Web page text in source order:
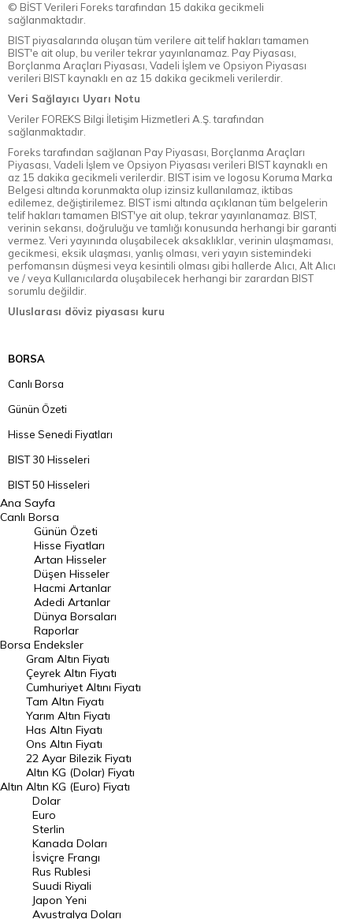
© BİST Verileri Foreks tarafından 15 dakika gecikmeli
sağlanmaktadır.
BIST piyasalarında oluşan tüm verilere ait telif hakları tamamen
BIST'e ait olup, bu veriler tekrar yayınlanamaz. Pay Piyasası,
Borçlanma Araçları Piyasası, Vadeli İşlem ve Opsiyon Piyasası
verileri BIST kaynaklı en az 15 dakika gecikmeli verilerdir.
Veri Sağlayıcı Uyarı Notu
Veriler FOREKS Bilgi İletişim Hizmetleri A.Ş. tarafından
sağlanmaktadır.
Foreks tarafından sağlanan Pay Piyasası, Borçlanma Araçları
Piyasası, Vadeli İşlem ve Opsiyon Piyasası verileri BIST kaynaklı en
az 15 dakika gecikmeli verilerdir. BIST isim ve logosu Koruma Marka
Belgesi altında korunmakta olup izinsiz kullanılamaz, iktibas
edilemez, değiştirilemez. BIST ismi altında açıklanan tüm belgelerin
telif hakları tamamen BIST'ye ait olup, tekrar yayınlanamaz. BIST,
verinin sekansı, doğruluğu ve tamlığı konusunda herhangi bir garanti
vermez. Veri yayınında oluşabilecek aksaklıklar, verinin ulaşmaması,
gecikmesi, eksik ulaşması, yanlış olması, veri yayın sistemindeki
perfomansın düşmesi veya kesintili olması gibi hallerde Alıcı, Alt Alıcı
ve / veya Kullanıcılarda oluşabilecek herhangi bir zarardan BIST
sorumlu değildir.
Uluslarası döviz piyasası kuru
BORSA
Canlı Borsa
Günün Özeti
Hisse Senedi Fiyatları
BIST 30 Hisseleri
BIST 50 Hisseleri
BIST 100 Hisseleri
En Çok Artan Hisseler
En Çok Düşen Hisseler
Hacmi Artanlar
Geçmiş Kapanışlar
Dünya Borsaları
Raporlar
Endeksler
DÖVİZ
Döviz Kuru
Dolar Kuru
Euro Kuru
Pound Kuru
Frank Kuru
Riyal Kuru
Avustralya Doları
Ana Sayfa
Canlı Borsa
Borsa
Günün Özeti
Hisse Fiyatları
Artan Hisseler
Düşen Hisseler
Hacmi Artanlar
Adedi Artanlar
Dünya Borsaları
Raporlar
Endeksler
Altın
Gram Altın Fiyatı
Çeyrek Altın Fiyatı
Cumhuriyet Altını Fiyatı
Tam Altın Fiyatı
Yarım Altın Fiyatı
Has Altın Fiyatı
Ons Altın Fiyatı
22 Ayar Bilezik Fiyatı
Altın KG (Dolar) Fiyatı
Altın KG (Euro) Fiyatı
Dolar
Euro
Sterlin
Kanada Doları
İsviçre Frangı
Rus Rublesi
Suudi Riyali
Japon Yeni
Avustralya Doları